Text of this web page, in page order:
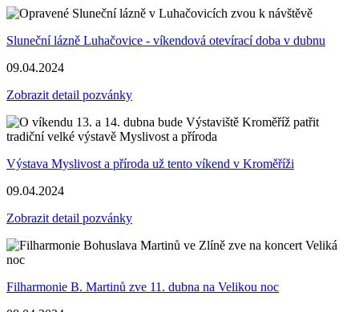
Sluneční lázně Luhačovice - víkendová otevírací doba v dubnu
09.04.2024
Zobrazit detail pozvánky
Výstava Myslivost a příroda už tento víkend v Kroměříži
09.04.2024
Zobrazit detail pozvánky
Filharmonie B. Martinů zve 11. dubna na Velikou noc